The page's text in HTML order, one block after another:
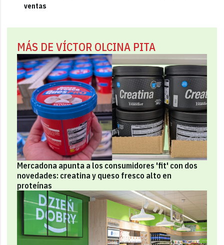
ventas
MÁS DE VÍCTOR OLCINA PITA
Mercadona apunta a los consumidores 'fit' con dos
novedades: creatina y queso fresco alto en
proteínas